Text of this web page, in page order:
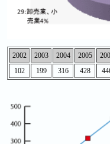
2002 2003 2004 2005
102
199 316 428